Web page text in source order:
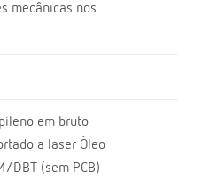
mecânicas nos
em bruto
a laser Óleo
DBT (sem PCB)